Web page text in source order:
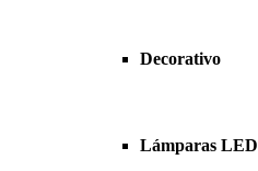
Decorativo
Lámparas LED